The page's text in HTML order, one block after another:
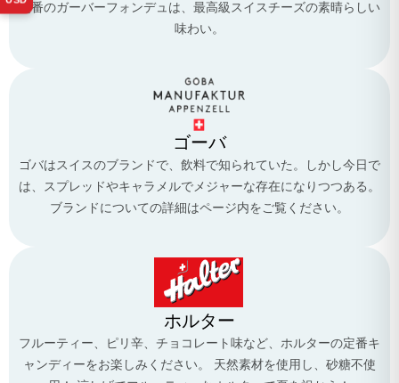
定番のガーバーフォンデュは、最高級スイスチーズの素晴らしい
味わい。
ゴーバ
ゴバはスイスのブランドで、飲料で知られていた。しかし今日で
は、スプレッドやキャラメルでメジャーな存在になりつつある。
ブランドについての詳細はページ内をご覧ください。
ホルター
フルーティー、ピリ辛、チョコレート味など、ホルターの定番キ
ャンディーをお楽しみください。 天然素材を使用し、砂糖不使